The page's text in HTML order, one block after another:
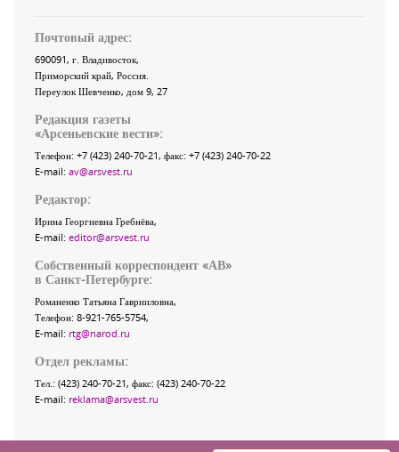
Почтовый адрес:
690091, г. Владивосток,
Приморский край, Россия
Переулок Шевченко, дом 9, 27
Редакция газеты
«Арсеньевские вести»:
Телефон: +7 (423) 240-70-21, факс: +7 (423) 240-70-22
E-mail: av@arsvest.ru
Редактор:
Ирина Георгиевна Гребнёва,
E-mail: editor@arsvest.ru
Собственный корреспондент «АВ»
в Санкт-Петербурге:
Романенко Татьяна Гаврииловна,
Телефон: 8-921-765-5754,
E-mail: rtg@narod.ru
Отдел рекламы:
Тел.: (423) 240-70-21, факс: (423) 240-70-22
E-mail: reklama@arsvest.ru